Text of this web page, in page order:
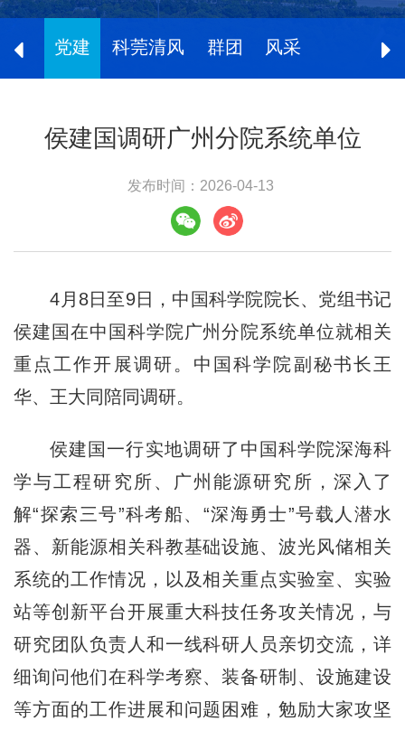
党建 科莞清风 群团 风采
侯建国调研广州分院系统单位
发布时间：2026-04-13
4月8日至9日，中国科学院院长、党组书记
侯建国在中国科学院广州分院系统单位就相关
重点工作开展调研。中国科学院副秘书长王
华、王大同陪同调研。
侯建国一行实地调研了中国科学院深海科
学与工程研究所、广州能源研究所，深入了
解“探索三号”科考船、“深海勇士”号载人潜水
器、新能源相关科教基础设施、波光风储相关
系统的工作情况，以及相关重点实验室、实验
站等创新平台开展重大科技任务攻关情况，与
研究团队负责人和一线科研人员亲切交流，详
细询问他们在科学考察、装备研制、设施建设
等方面的工作进展和问题困难，勉励大家攻坚